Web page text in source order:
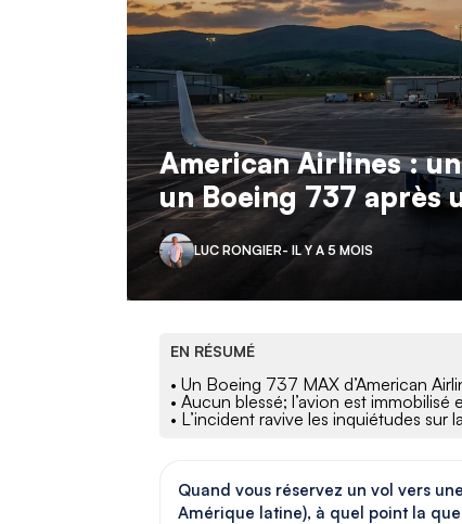
American Airlines :
un Boeing 737 après
LUC RONGIER- IL Y A 5 MOIS
EN RÉSUMÉ
• Un Boeing 737 MAX d’American
• Aucun blessé; l’avion est immobilisé
• L’incident ravive les inquiétudes
Quand vous réservez un vol vers
Amérique latine), à quel point la